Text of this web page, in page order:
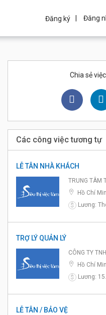
Đăng ký Đăng
Chia sẻ
Các công việc tương tự
LỄ TÂN NHÀ KHÁCH
TRUNG TÂM
Hồ Chí
$
Lương:
TRỢ LÝ QUẢN LÝ
CÔNG TY
Hồ Chí
$
Lương:
LỄ TÂN / BẢO VỆ